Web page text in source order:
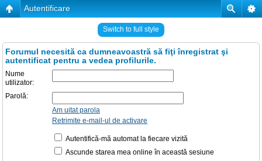
Autentificare
Switch to full style
Forumul necesită ca dumneavoastră să fiţi înregistrat şi
autentificat pentru a vedea profilurile.
Nume
utilizator:
Parolă:
Am uitat parola
Retrimite e-mail-ul de activare
Autentifică-mă automat la fiecare vizită
Ascunde starea mea online în această sesiune